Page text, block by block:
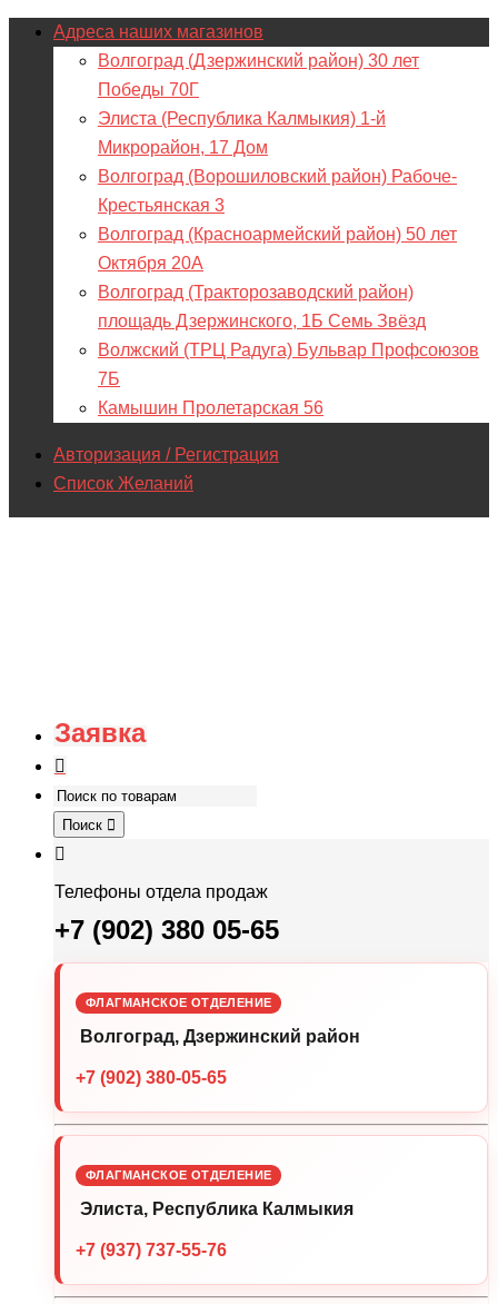
Адреса наших магазинов
Волгоград (Дзержинский район) 30 лет
Победы 70Г
Элиста (Республика Калмыкия) 1-й
Микрорайон, 17 Дом
Волгоград (Ворошиловский район) Рабоче-
Крестьянская 3
Волгоград (Красноармейский район) 50 лет
Октября 20А
Волгоград (Тракторозаводский район)
площадь Дзержинского, 1Б Семь Звёзд
Волжский (ТРЦ Радуга) Бульвар Профсоюзов
7Б
Камышин Пролетарская 56
Авторизация / Регистрация
Список Желаний
Заявка
Поиск
Телефоны отдела продаж
+7 (902) 380 05-65
ФЛАГМАНСКОЕ ОТДЕЛЕНИЕ
Волгоград, Дзержинский район
+7 (902) 380-05-65
ФЛАГМАНСКОЕ ОТДЕЛЕНИЕ
Элиста, Республика Калмыкия
+7 (937) 737-55-76